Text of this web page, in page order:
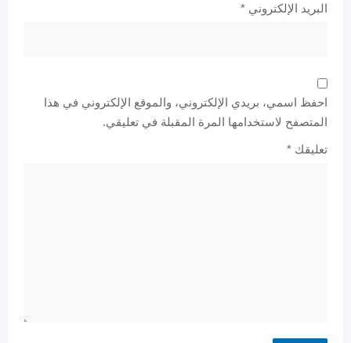
البريد الإلكتروني *
احفظ اسمي، بريدي الإلكتروني، والموقع الإلكتروني في هذا
المتصفح لاستخدامها المرة المقبلة في تعليقي.
تعليقك *